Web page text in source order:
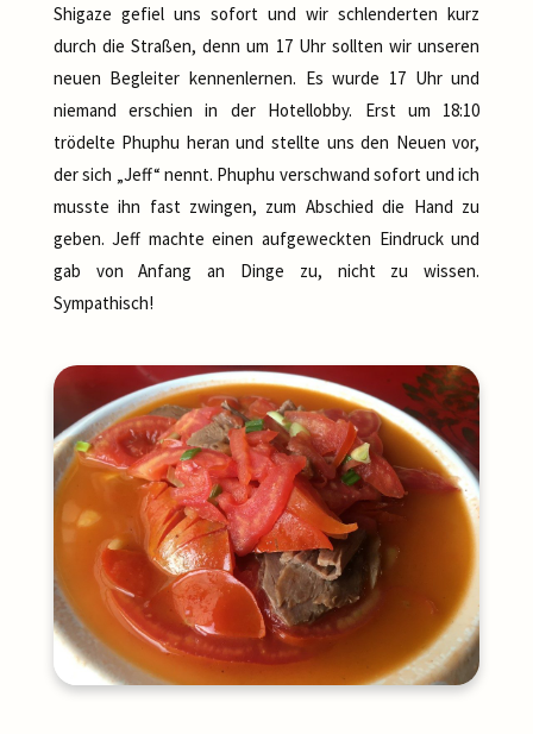
Shigaze gefiel uns sofort und wir schlenderten kurz
durch die Straßen, denn um 17 Uhr sollten wir unseren
neuen Begleiter kennenlernen. Es wurde 17 Uhr und
niemand erschien in der Hotellobby. Erst um 18:10
trödelte Phuphu heran und stellte uns den Neuen vor,
der sich „Jeff“ nennt. Phuphu verschwand sofort und ich
musste ihn fast zwingen, zum Abschied die Hand zu
geben. Jeff machte einen aufgeweckten Eindruck und
gab von Anfang an Dinge zu, nicht zu wissen.
Sympathisch!